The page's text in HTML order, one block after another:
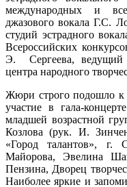
международных и
джазового вокала Г.С.
студий эстрадного
Всероссийских
Э. Сергеева, ведущий
центра народного
Жюри строго подошло к
участие в гала-
младшей возрастной
Козлова (рук. И.
«Город талантов»,
Майорова, Эвелина
Пензина, Дворец
Наиболее яркие и